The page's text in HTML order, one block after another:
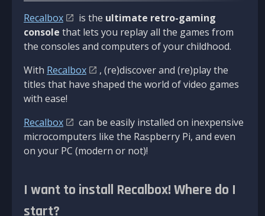
Recalbox is the ultimate retro-gaming
console that lets you replay all the games from
the consoles and computers of your childhood.
With Recalbox
, (re)discover and (re)play the
titles that have shaped the world of video games
with ease!
Recalbox
can be easily installed on inexpensive
microcomputers like the Raspberry Pi, and even
on your PC (modern or not)!
I want to install Recalbox! Where do I
start?